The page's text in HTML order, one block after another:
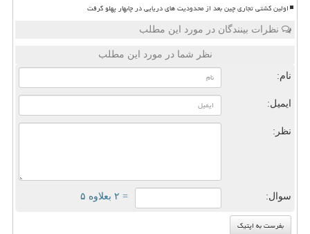
اولین کشتی تجاری چین بعد از محدودیت های دریایی در چابهار پهلو گرفت
نظرات بینندگان در مورد این مطلب
نظر شما در مورد این مطلب
نام:
ایمیل:
نظر:
سوال: = ۲ بعلاوه ۵